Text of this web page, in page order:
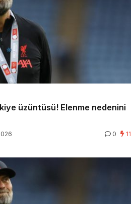
üzüntüsü! Elenme nedenini
0 11